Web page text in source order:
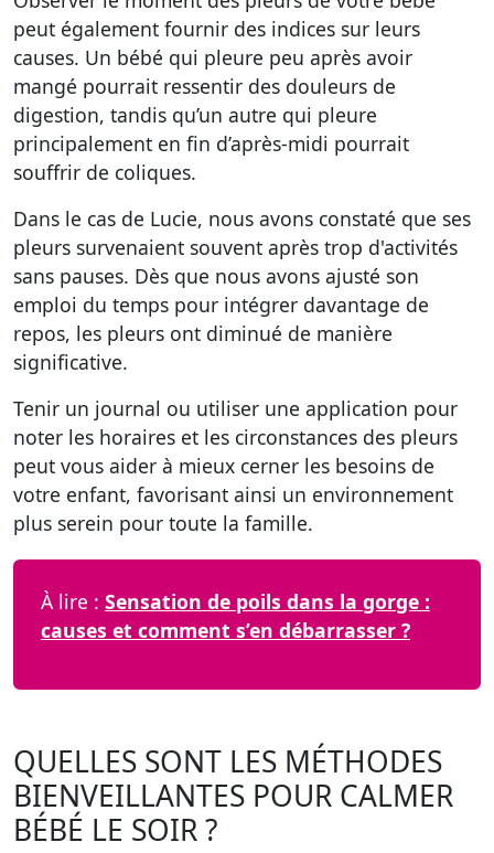
peut également fournir des indices sur leurs
causes. Un bébé qui pleure peu après avoir
mangé pourrait ressentir des douleurs de
digestion, tandis qu’un autre qui pleure
principalement en fin d’après-midi pourrait
souffrir de coliques.
Dans le cas de Lucie, nous avons constaté que ses
pleurs survenaient souvent après trop d'activités
sans pauses. Dès que nous avons ajusté son
emploi du temps pour intégrer davantage de
repos, les pleurs ont diminué de manière
significative.
Tenir un journal ou utiliser une application pour
noter les horaires et les circonstances des pleurs
peut vous aider à mieux cerner les besoins de
votre enfant, favorisant ainsi un environnement
plus serein pour toute la famille.
À lire : Sensation de poils dans la gorge :
causes et comment s’en débarrasser ?
QUELLES SONT LES MÉTHODES
BIENVEILLANTES POUR CALMER
BÉBÉ LE SOIR ?